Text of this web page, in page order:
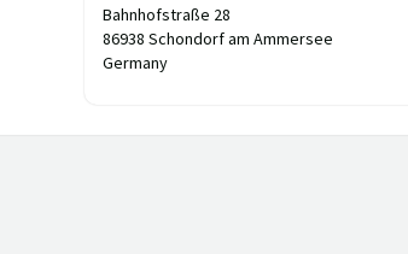
Bahnhofstraße 28
86938 Schondorf am Ammersee
Germany